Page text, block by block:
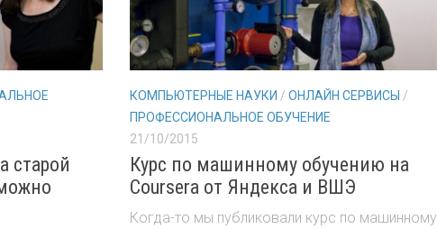
старой
КОМПЬЮТЕРНЫЕ НАУКИ / ОНЛАЙН СЕРВИСЫ /
ПРОФЕССИОНАЛЬНОЕ ОБУЧЕНИЕ
21/10/2015
Курс по машинному обучению на
Coursera от Яндекса и ВШЭ
Когда-то мы публиковали курс по машинному